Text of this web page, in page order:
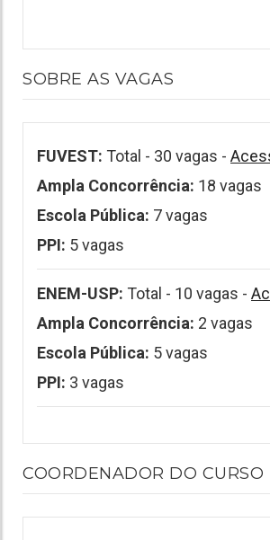
SOBRE AS VAGAS
FUVEST: Total - 30 vagas -
Ampla Concorrência: 18 vagas
Escola Pública: 7 vagas
PPI: 5 vagas
ENEM-USP: Total - 10 vagas -
Ampla Concorrência: 2 vagas
Escola Pública: 5 vagas
PPI: 3 vagas
COORDENADOR DO CURSO